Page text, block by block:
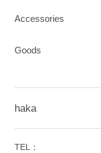
Accessories
Goods
haka
TEL：